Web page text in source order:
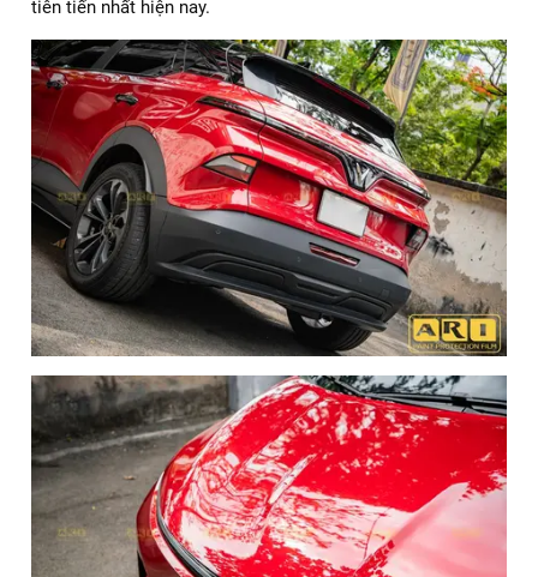
Dán PPF giúp duy trì độ trong suốt
Kết luận
Dán phim bảo vệ sơn là bước chăm sóc xe không thể thiếu
đối với những chủ xe yêu cái đẹp và muốn giữ gìn giá trị
màu đỏ, việc dán PPF chính là "chìa khóa" để giữ cho sắc
đỏ ấy luôn nồng cháy và hoàn mỹ theo năm tháng.
Đừng để những vết trầy xước không đáng có làm mất đi giá
trị của xe. Hãy liên hệ ngay với ARI Việt Nam để được tư
vấn gói dán PPF xe Vinfast VF6 màu đỏ phù hợp nhất với
nhu cầu của bạn. Chúng tôi cam kết mang lại sự hài lòng
tuyệt đối và bảo vệ chiếc xe của bạn bằng những công nghệ